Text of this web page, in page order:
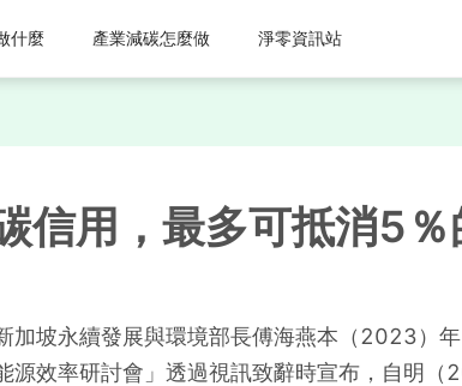
什麼 產業減碳怎麼做 淨零資訊站
信用，最多可抵消5％
加坡永續發展與環境部長傅海燕本（2023）
源效率研討會」透過視訊致辭時宣布，自明（